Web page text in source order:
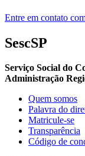
Entre em contato
SescSP
Serviço Social do
Administração
Quem somos
Palavra do
Matricule-se
Transparência
Código de